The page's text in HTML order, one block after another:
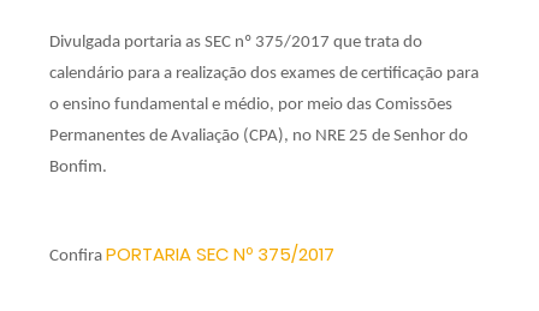
Divulgada portaria as SEC nº 375/2017 que trata do
calendário para a realização dos exames de certificação para
o ensino fundamental e médio, por meio das Comissões
Permanentes de Avaliação (CPA), no NRE 25 de Senhor do
Bonfim.
Confira PORTARIA SEC Nº 375/2017